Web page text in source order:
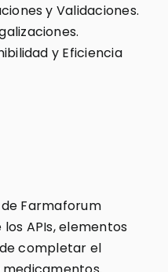
y Validaciones.
y Eficiencia
Farmaforum
APIs, elementos
completar el